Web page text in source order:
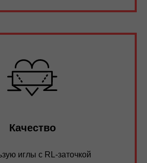
Качество
иглы с RL-заточкой